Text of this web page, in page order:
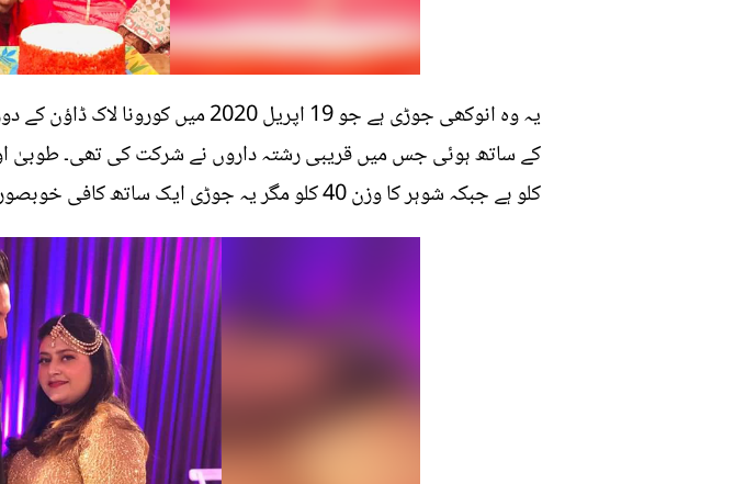
یہ وہ انوکھی جوڑی ہے جو 19 اپریل
کلو ہے جبکہ شوہر کا وزن 40 کلو مگر یہ جوڑی ایک ساتھ کافی خوبصورت دکھائی دیتی ہے۔